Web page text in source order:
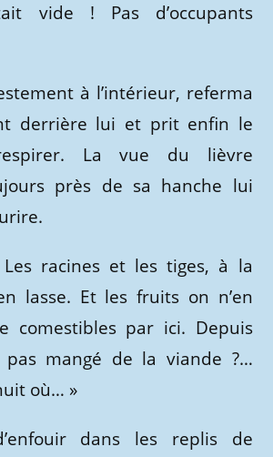
vide ! Pas d’occupants
à l’intérieur, referma
derrière lui et prit enfin le
La vue du lièvre
près de sa hanche lui
racines et les tiges, à la
lasse. Et les fruits on n’en
comestibles par ici. Depuis
pas mangé de la viande ?…
où… »
dans les replis de